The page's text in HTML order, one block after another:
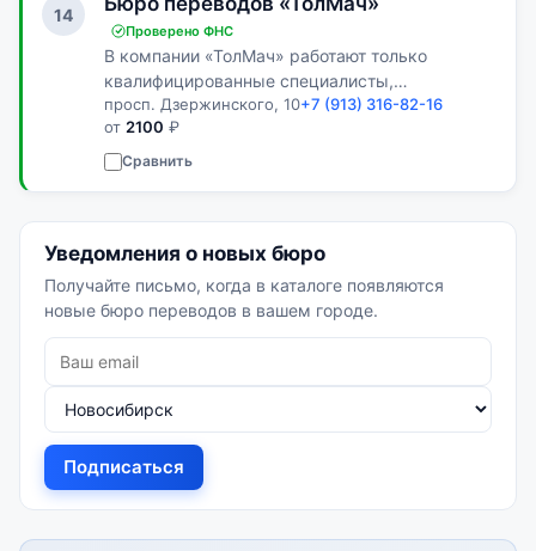
14
Проверено ФНС
В компании «ТолМач» работают только
квалифицированные специалисты,
доказавшие свою прибыль.
просп. Дзержинского, 10+7 (913) 316-82-16
от 2100 ₽
Сравнить
Уведомления о новых бюро
Получайте письмо, когда в каталоге появляются
новые бюро переводов в вашем городе.
Подписаться